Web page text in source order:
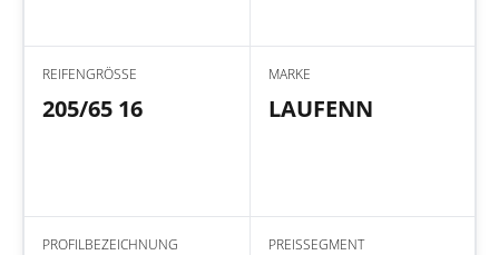
REIFENGRÖSSE
205/65 16
MARKE
LAUFENN
PROFILBEZEICHNUNG PREISSEGMENT